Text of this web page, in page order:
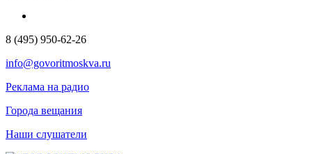
8 (495) 950-62-26
info@govoritmoskva.ru
Реклама на радио
Города вещания
Наши слушатели